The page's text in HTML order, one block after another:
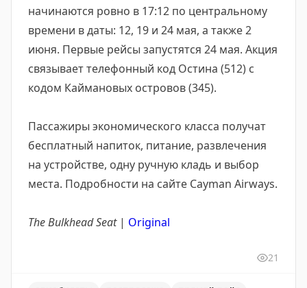
начинаются ровно в 17:12 по центральному
времени в даты: 12, 19 и 24 мая, а также 2
июня. Первые рейсы запустятся 24 мая. Акция
связывает телефонный код Остина (512) с
кодом Каймановых островов (345).
Пассажиры экономического класса получат
бесплатный напиток, питание, развлечения
на устройстве, одну ручную кладь и выбор
места. Подробности на сайте Cayman Airways.
The Bulkhead Seat| Original
21